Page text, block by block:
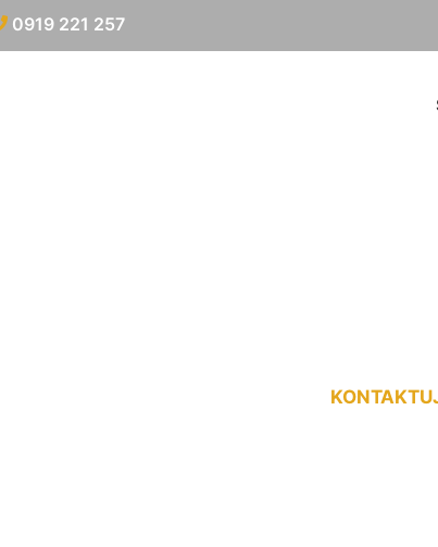
0919 221 257